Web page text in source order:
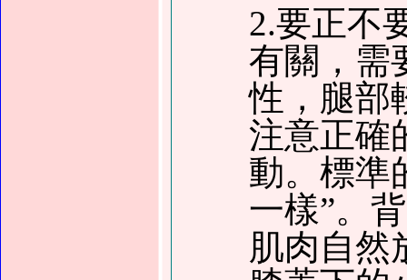
2.要正不
有關，需
性，腿部
注意正確
動。標準
一樣”。
肌肉自然